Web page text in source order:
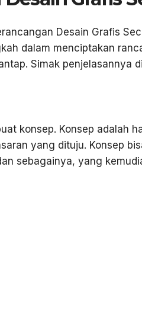
Desain Grafis
dalam menciptakan
Simak penjelasannya
konsep. Konsep adalah
yang dituju. Konsep
sebagainya, yang